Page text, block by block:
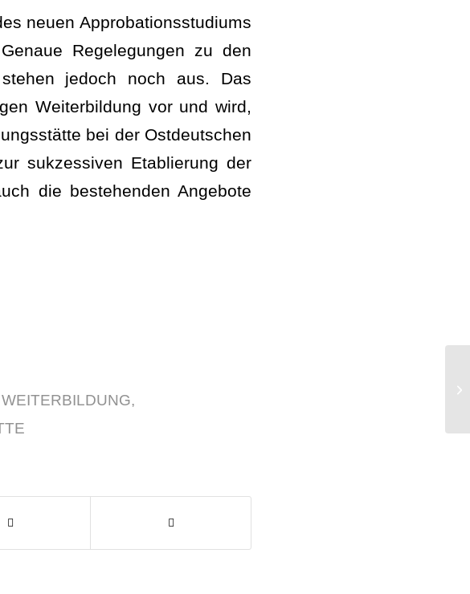
neuen Approbationsstudiums
Regelegungen zu den
stehen jedoch noch aus. Das
Weiterbildung vor und wird,
bei der Ostdeutschen
sukzessiven Etablierung der
die bestehenden Angebote
WEITERBILDUNG,